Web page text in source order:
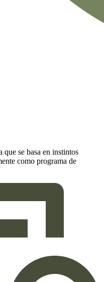
que se basa en instintos
como programa de